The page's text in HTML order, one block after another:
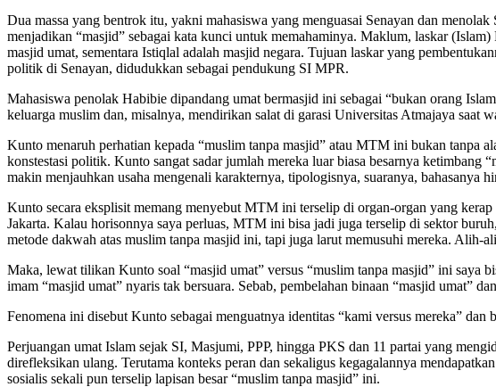
Dua massa yang bentrok itu, yakni mahasiswa yang menguasai Senayan dan
menjadikan “masjid” sebagai kata kunci untuk memahaminya. Maklum, laskar
masjid umat, sementara Istiqlal adalah masjid negara. Tujuan laskar yang
politik di Senayan, didudukkan sebagai pendukung SI MPR.
Mahasiswa penolak Habibie dipandang umat bermasjid ini sebagai “bukan orang
keluarga muslim dan, misalnya, mendirikan salat di garasi Universitas Atmajaya saat
Kunto menaruh perhatian kepada “muslim tanpa masjid” atau MTM ini bukan tanpa
konstestasi politik. Kunto sangat sadar jumlah mereka luar biasa besarnya
makin menjauhkan usaha mengenali karakternya, tipologisnya, suaranya, bahasanya
Kunto secara eksplisit memang menyebut MTM ini terselip di organ-organ yang
Jakarta. Kalau horisonnya saya perluas, MTM ini bisa jadi juga terselip di sektor
metode dakwah atas muslim tanpa masjid ini, tapi juga larut memusuhi mereka. Alih-
Maka, lewat tilikan Kunto soal “masjid umat” versus “muslim tanpa masjid” ini saya
imam “masjid umat” nyaris tak bersuara. Sebab, pembelahan binaan “masjid umat”
Fenomena ini disebut Kunto sebagai menguatnya identitas “kami versus mereka”
Perjuangan umat Islam sejak SI, Masjumi, PPP, hingga PKS dan 11 partai yang
direfleksikan ulang. Terutama konteks peran dan sekaligus kegagalannya
sosialis sekali pun terselip lapisan besar “muslim tanpa masjid” ini.